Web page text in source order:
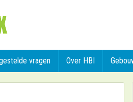
vragen Over HBI